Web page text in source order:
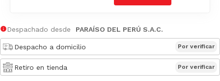
Despachado desde PARAÍSO DEL PERÚ S.A.C.
Despacho a domicilio Por verificar
Retiro en tienda Por verificar